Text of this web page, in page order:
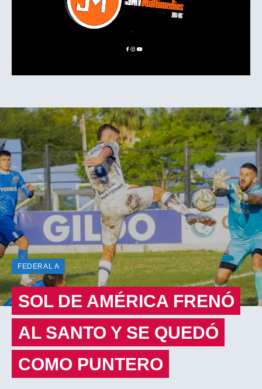
FEDERAL A
SOL DE AMÉRICA FRENÓ
AL SANTO Y SE QUEDÓ
COMO PUNTERO